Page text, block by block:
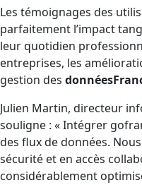
Les témoignages des
parfaitement l’impact
leur quotidien
entreprises, les
gestion des
Julien Martin, directeur
souligne : « Intégrer
des flux de données.
sécurité et en accès
considérablement